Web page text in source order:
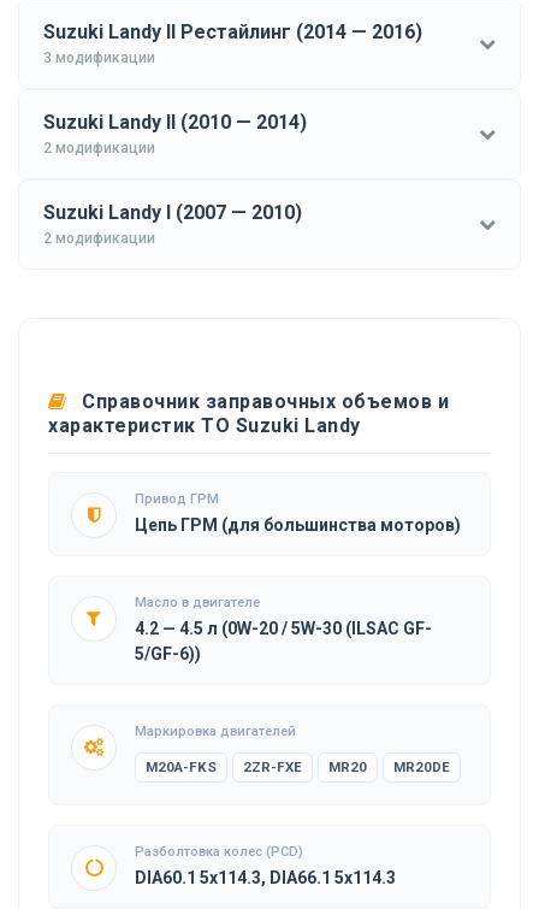
Suzuki Landy II Рестайлинг (2014 — 2016)
3 модификации
Suzuki Landy II (2010 — 2014)
2 модификации
Suzuki Landy I (2007 — 2010)
2 модификации
Справочник заправочных объемов и
характеристик ТО Suzuki Landy
Привод ГРМ
Цепь ГРМ (для большинства моторов)
Масло в двигателе
4.2 — 4.5 л (0W-20 / 5W-30 (ILSAC GF-
5/GF-6))
Маркировка двигателей
M20A-FKS 2ZR-FXE MR20 MR20DE
Разболтовка колес (PCD)
DIA60.1 5x114.3, DIA66.1 5x114.3